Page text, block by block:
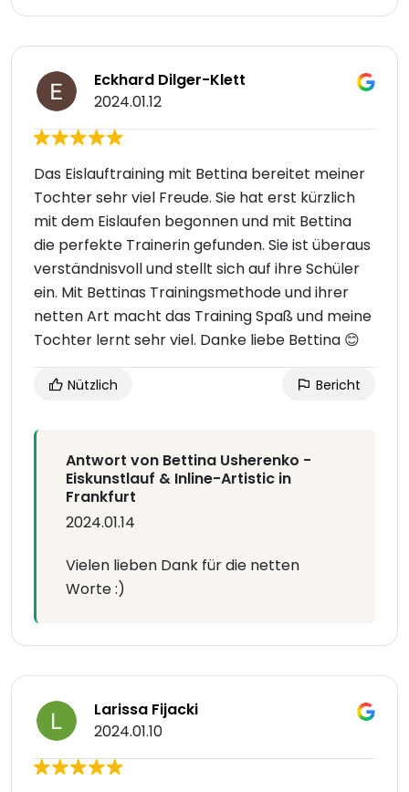
Eckhard Dilger-Klett
2024.01.12
Das Eislauftraining mit Bettina bereitet meiner
Tochter sehr viel Freude. Sie hat erst kürzlich
mit dem Eislaufen begonnen und mit Bettina
die perfekte Trainerin gefunden. Sie ist überaus
verständnisvoll und stellt sich auf ihre Schüler
ein. Mit Bettinas Trainingsmethode und ihrer
netten Art macht das Training Spaß und meine
Tochter lernt sehr viel. Danke liebe Bettina 😊
Nützlich Bericht
Antwort von Bettina Usherenko -
Eiskunstlauf & Inline-Artistic in
Frankfurt
2024.01.14
Vielen lieben Dank für die netten
Worte :)
Larissa Fijacki
2024.01.10